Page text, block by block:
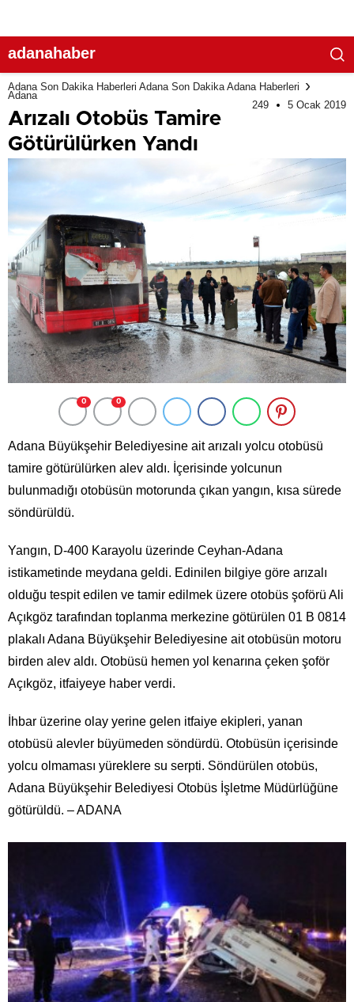
adanahaber
Adana Son Dakika Haberleri Adana Son Dakika Adana Haberleri
Adana
249
5 Ocak 2019
Arızalı Otobüs Tamire
Götürülürken Yandı
0 0
Adana Büyükşehir Belediyesine ait arızalı yolcu otobüsü
tamire götürülürken alev aldı. İçerisinde yolcunun
bulunmadığı otobüsün motorunda çıkan yangın, kısa sürede
söndürüldü.
Yangın, D-400 Karayolu üzerinde Ceyhan-Adana
istikametinde meydana geldi. Edinilen bilgiye göre arızalı
olduğu tespit edilen ve tamir edilmek üzere otobüs şoförü Ali
Açıkgöz tarafından toplanma merkezine götürülen 01 B 0814
plakalı Adana Büyükşehir Belediyesine ait otobüsün motoru
birden alev aldı. Otobüsü hemen yol kenarına çeken şoför
Açıkgöz, itfaiyeye haber verdi.
İhbar üzerine olay yerine gelen itfaiye ekipleri, yanan
otobüsü alevler büyümeden söndürdü. Otobüsün içerisinde
yolcu olmaması yüreklere su serpti. Söndürülen otobüs,
Adana Büyükşehir Belediyesi Otobüs İşletme Müdürlüğüne
götürüldü. – ADANA